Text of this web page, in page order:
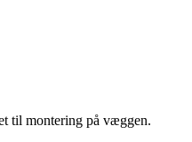
til montering på væggen.